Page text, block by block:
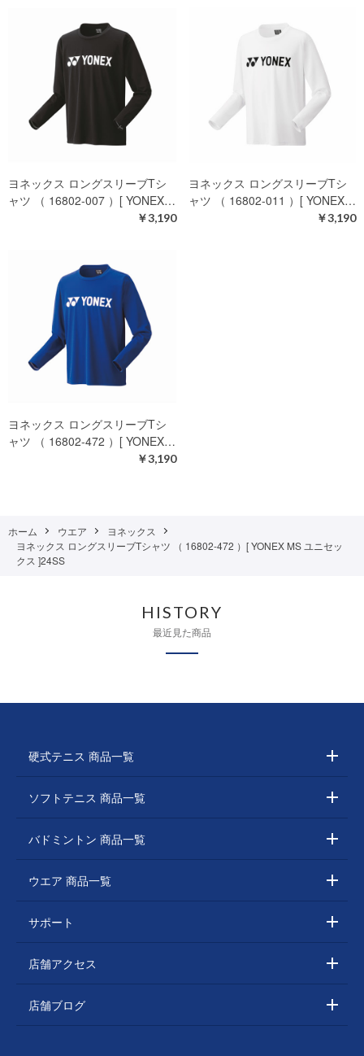
ヨネックス ロングスリーブTシ
ャツ （ 16802-007 ）[ YONEX…
￥3,190
ヨネックス ロングスリーブTシ
ャツ （ 16802-011 ）[ YONEX…
￥3,190
ヨネックス ロングスリーブTシ
ャツ （ 16802-472 ）[ YONEX…
￥3,190
ホーム ウエア
ヨネックス
ヨネックス ロングスリーブTシャツ （ 16802-472 ）[ YONEX MS ユニセッ
クス ]24SS
HISTORY
最近見た商品
硬式テニス 商品一覧
ソフトテニス 商品一覧
バドミントン 商品一覧
ウエア 商品一覧
サポート
店舗アクセス
店舗ブログ